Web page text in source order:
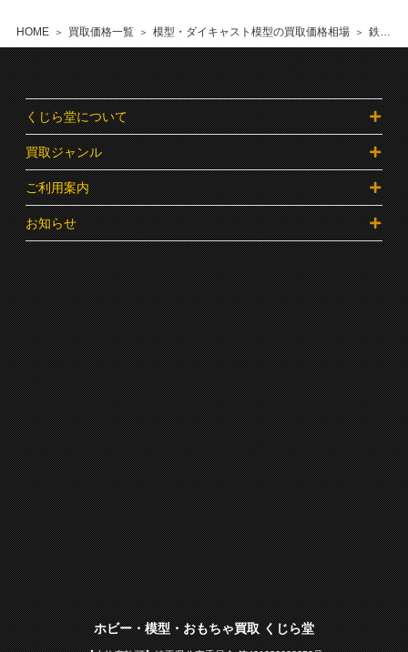
HOME 買取価格一覧 模型・ダイキャスト模型の買取価格相場 鉄道部品・鉄道グッズ全般の買取価格相場
くじら堂について
買取ジャンル
ご利用案内
お知らせ
ホビー・模型・おもちゃ買取 くじら堂